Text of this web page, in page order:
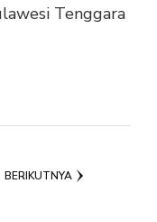
Tenggara
BERIKUTNYA